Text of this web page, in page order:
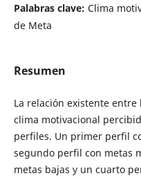
Palabras clave: Clima
de Meta
Resumen
La relación existente
clima motivacional
perfiles. Un primer perfil
segundo perfil con metas
metas bajas y un cuarto